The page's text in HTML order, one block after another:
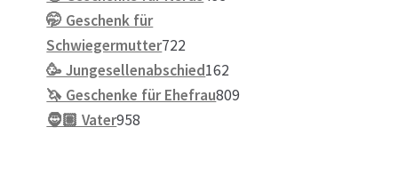
🤭 Geschenk für
Schwiegermutter722
Produkte
🥳 Jungesellenabschied162
Produkte
🦄 Geschenke für Ehefrau809
🧔🏽 Vater958